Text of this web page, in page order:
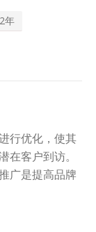
年
行优化，使其
客户到访。
广是提高品牌